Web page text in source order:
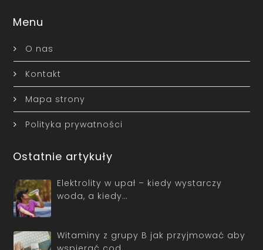
Menu
O nas
Kontakt
Mapa strony
Polityka prywatności
Ostatnie artykuły
Elektrolity w upał – kiedy wystarczy
woda, a kiedy…
Witaminy z grupy B jak przyjmować aby